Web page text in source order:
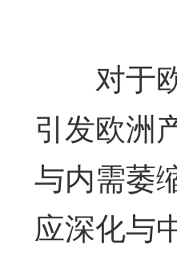
对于欧
引发欧洲
与内需萎
应深化与